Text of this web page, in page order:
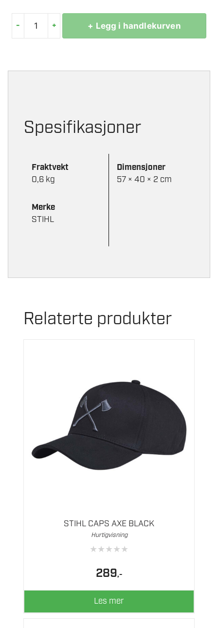
- + + Legg i handlekurven
Spesifikasjoner
Fraktvekt
0,6 kg
Dimensjoner
57 × 40 × 2 cm
Merke
STIHL
Relaterte produkter
STIHL CAPS AXE BLACK
Hurtigvisning
★★★★★
289,-
Les mer